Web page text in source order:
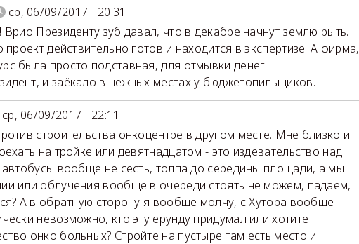
ср, 06/09/2017 - 20:31
Президенту зуб давал, что в декабре начнут землю рыть.
действительно готов и находится в экспертизе. А фирма,
была просто подставная, для отмывки денег.
и заёкало в нежных местах у бюджетопильщиков.
ср, 06/09/2017 - 22:11
строительства онкоцентре в другом месте. Мне близко и
на тройке или девятнадцатом - это издевательство над
вообще не сесть, толпа до середины площади, а мы
или облучения вообще в очереди стоять не можем, падаем,
А в обратную сторону я вообще молчу, с Хутора вообще
невозможно, кто эту ерунду придумал или хотите
онко больных? Стройте на пустыре там есть место и